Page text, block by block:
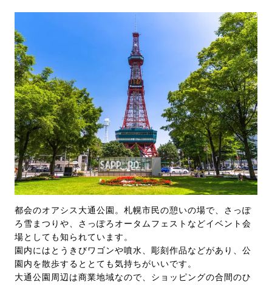
都会のオアシス大通公園。札幌市民の憩いの場で、さっぽ
ろ雪まつりや、さっぽろオータムフェストなどイベント会
場としても知られています。
園内にはとうきびワゴンや噴水、彫刻作品などがあり、公
園内を散歩するととても気持ちがいいです。
大通公園周辺は商業地域なので、ショッピングの合間のひ